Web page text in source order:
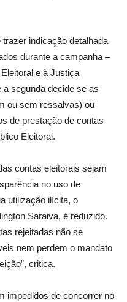
indicação detalhada
durante a campanha –
e à Justiça
a segunda decide se as
ou sem ressalvas) ou
de prestação de contas
Eleitoral.
contas eleitorais sejam
no uso de
utilização ilícita, o
Saraiva, é reduzido.
rejeitadas não se
nem perdem o mandato
critica.
impedidos de concorrer no